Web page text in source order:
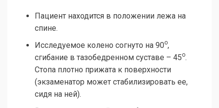
Пациент находится в положении лежа на
спине.
Исследуемое колено согнуто на 90о,
сгибание в тазобедренном суставе – 45о.
Стопа плотно прижата к поверхности
(экзаменатор может стабилизировать ее,
сидя на ней).